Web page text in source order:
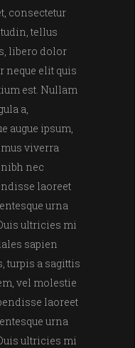
consectetur
tellus
libero dolor
neque elit quis
est. Nullam
a,
augue ipsum,
viverra
nec
laoreet
urna
ultricies mi
sapien
turpis a sagittis
vel molestie
laoreet
urna
ultricies mi